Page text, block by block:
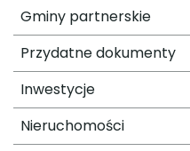
Gminy partnerskie
Przydatne dokumenty
Inwestycje
Nieruchomości